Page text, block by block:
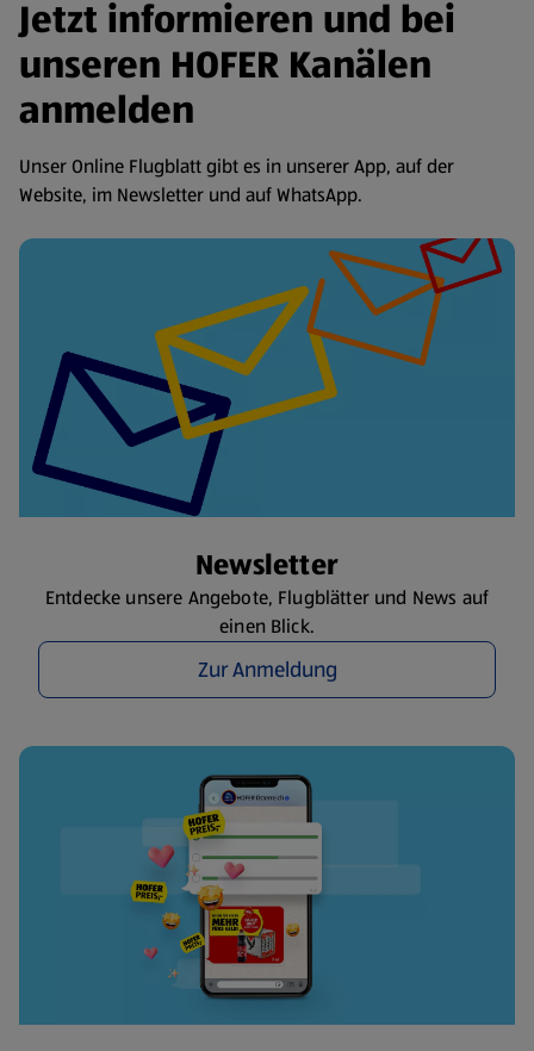
Jetzt informieren und bei
unseren HOFER Kanälen
anmelden
Unser Online Flugblatt gibt es in unserer App, auf der
Website, im Newsletter und auf WhatsApp.
Newsletter
Entdecke unsere Angebote, Flugblätter und News auf
einen Blick.
Zur Anmeldung